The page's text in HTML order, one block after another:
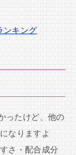
ンキング
ったけど、他の
なりますよ
さ・配合成分